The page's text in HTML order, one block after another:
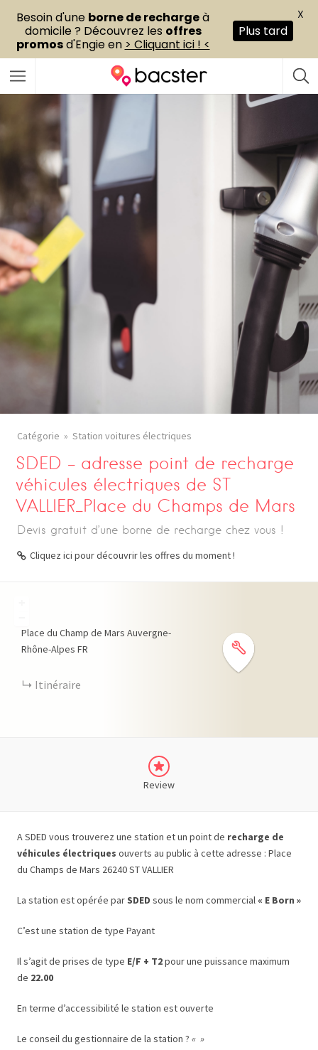
Catégorie Station voitures électriques
SDED – adresse point de recharge
véhicules électriques de ST
VALLIER_Place du Champs de Mars
Devis gratuit d’une borne de recharge chez vous !
Cliquez ici pour découvrir les offres du moment !
Place du Champ de Mars Auvergne-
Rhône-Alpes FR
Itinéraire
Review
A SDED vous trouverez une station et un point de recharge de
véhicules électriques ouverts au public à cette adresse : Place
du Champs de Mars 26240 ST VALLIER
La station est opérée par SDED sous le nom commercial « E Born »
C’est une station de type Payant
Il s’agit de prises de type E/F + T2pour une puissance maximum
de 22.00
En terme d’accessibilité le station est ouverte
Le conseil du gestionnaire de la station ? « »
Besoin d'une borne de rechargeà
domicile ? Découvrez les offres
promosd'Engie en > Cliquant ici ! <
Plus tard
X